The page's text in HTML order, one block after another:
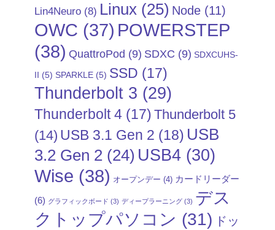
Lin4Neuro (8) Linux (25) Node (11)
OWC (37) POWERSTEP
(38) QuattroPod (9) SDXC (9) SDXCUHS-
II (5) SPARKLE (5) SSD (17)
Thunderbolt 3 (29)
Thunderbolt 4 (17) Thunderbolt 5
(14) USB 3.1 Gen 2 (18) USB
3.2 Gen 2 (24) USB4 (30)
Wise (38) オープンデー (4) カードリーダー
(6) グラフィックボード (3) ディープラーニング (3) デス
クトップパソコン (31) ドッ